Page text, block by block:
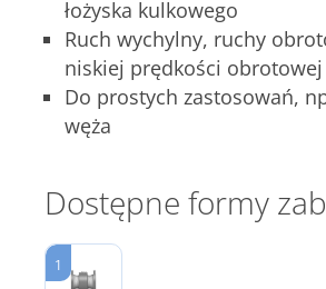
łożyska kulkowego
Ruch wychylny, ruchy
niskiej prędkości obrotowej
Do prostych zastosowań,
węża
Dostępne formy
1